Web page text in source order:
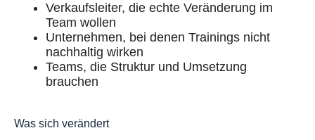
Verkaufsleiter, die echte Veränderung im
Team wollen
Unternehmen, bei denen Trainings nicht
nachhaltig wirken
Teams, die Struktur und Umsetzung
brauchen
Was sich verändert